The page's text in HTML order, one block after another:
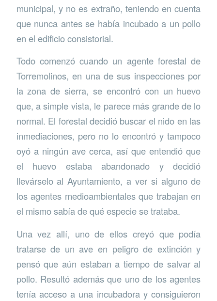
municipal, y no es extraño, teniendo en cuenta
que nunca antes se había incubado a un pollo
en el edificio consistorial.
Todo comenzó cuando un agente forestal de
Torremolinos, en una de sus inspecciones por
la zona de sierra, se encontró con un huevo
que, a simple vista, le parece más grande de lo
normal. El forestal decidió buscar el nido en las
inmediaciones, pero no lo encontró y tampoco
oyó a ningún ave cerca, así que entendió que
el huevo estaba abandonado y decidió
llevárselo al Ayuntamiento, a ver si alguno de
los agentes medioambientales que trabajan en
el mismo sabía de qué especie se trataba.
Una vez allí, uno de ellos creyó que podía
tratarse de un ave en peligro de extinción y
pensó que aún estaban a tiempo de salvar al
pollo. Resultó además que uno de los agentes
tenía acceso a una incubadora y consiguieron